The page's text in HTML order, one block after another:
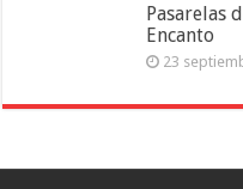
Pasarelas
Encanto
23